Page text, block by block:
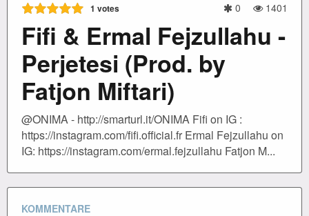
1 votes 0 1401
Fifi & Ermal Fejzullahu -
Perjetesi (Prod. by
Fatjon Miftari)
@ONIMA - http://smarturl.it/ONIMA Fifi on IG :
https://instagram.com/fifi.official.fr Ermal Fejzullahu on
IG: https://instagram.com/ermal.fejzullahu Fatjon M...
KOMMENTARE